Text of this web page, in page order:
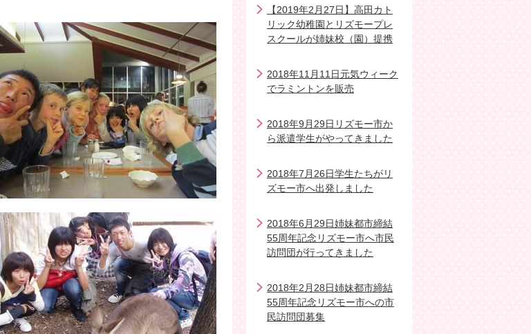
【2019年2月27日】高田カト
リック幼稚園とリズモープレ
スクールが姉妹校（園）提携
2018年11月11日元気ウィーク
でラミントンを販売
2018年9月29日リズモー市か
ら派遣学生がやってきました
2018年7月26日学生たちがリ
ズモー市へ出発しました
2018年6月29日姉妹都市締結
55周年記念リズモー市へ市民
訪問団が行ってきました
2018年2月28日姉妹都市締結
55周年記念リズモー市への市
民訪問団募集